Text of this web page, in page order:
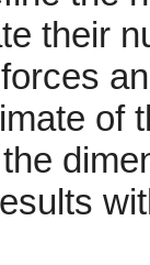
their
of